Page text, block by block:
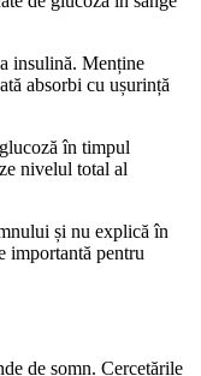
insulină. Menține
absorbi cu ușurință
în timpul
nivelul total al
și nu explică în
importantă pentru
de somn. Cercetările